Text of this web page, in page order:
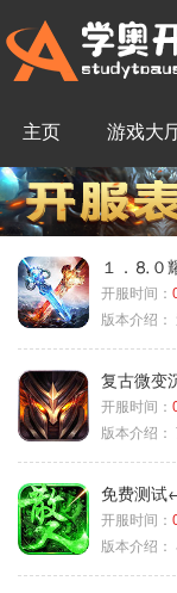
主页 游戏大
１．⒏０
开服时间：
版本介绍：
复古微变
开服时间：
版本介绍：
免费测试
开服时间：
版本介绍：